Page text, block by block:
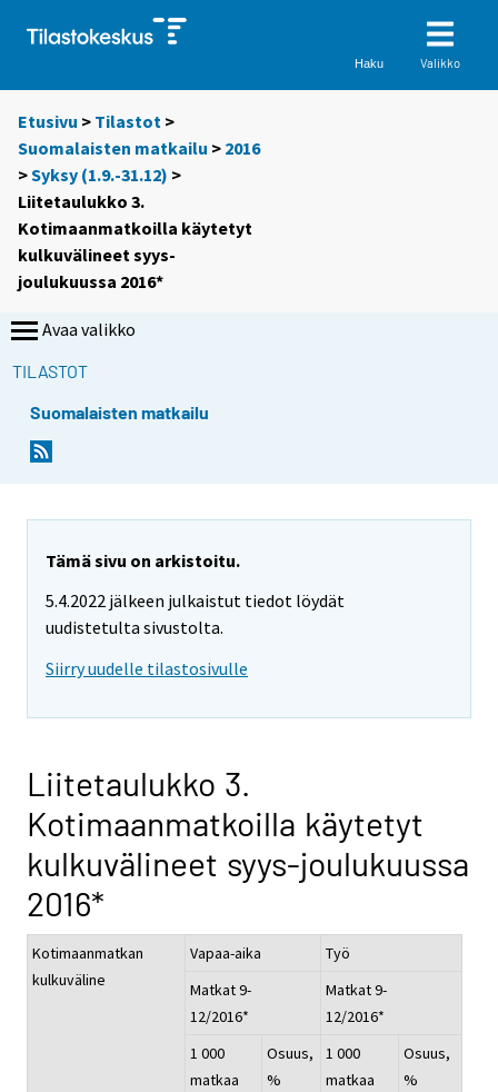
Haku Valikko
Etusivu > Tilastot >
Suomalaisten matkailu > 2016
>Syksy (1.9.-31.12) >
Liitetaulukko 3.
Kotimaanmatkoilla käytetyt
kulkuvälineet syys-
joulukuussa 2016*
Avaa valikko
TILASTOT
Suomalaisten matkailu
Tämä sivu on arkistoitu.
5.4.2022 jälkeen julkaistut tiedot löydät
uudistetulta sivustolta.
Siirry uudelle tilastosivulle
Liitetaulukko 3.
Kotimaanmatkoilla käytetyt
kulkuvälineet syys-joulukuussa
2016*
Kotimaanmatkan
kulkuväline
Vapaa-aika
Työ
Matkat 9-
12/2016*
Matkat 9-
12/2016*
1 000
matkaa
Osuus,
%
1 000
matkaa
Osuus,
%